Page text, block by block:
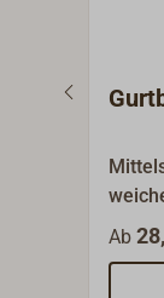
für
Ab